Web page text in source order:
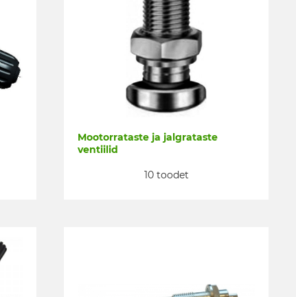
Mootorrataste ja jalgrataste
ventiilid
10 toodet